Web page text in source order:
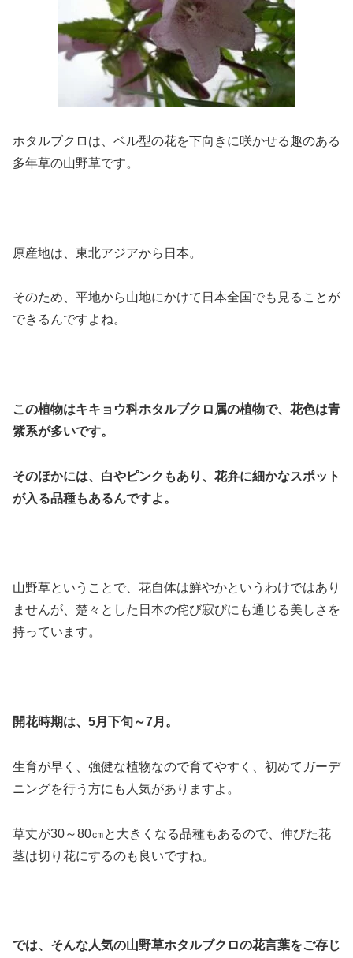
ホタルブクロは、ベル型の花を下向きに咲かせる趣のある
多年草の山野草です。
原産地は、東北アジアから日本。
そのため、平地から山地にかけて日本全国でも見ることが
できるんですよね。
この植物はキキョウ科ホタルブクロ属の植物で、花色は青
紫系が多いです。
そのほかには、白やピンクもあり、花弁に細かなスポット
が入る品種もあるんですよ。
山野草ということで、花自体は鮮やかというわけではあり
ませんが、楚々とした日本の侘び寂びにも通じる美しさを
持っています。
開花時期は、5月下旬～7月。
生育が早く、強健な植物なので育てやすく、初めてガーデ
ニングを行う方にも人気がありますよ。
草丈が30～80㎝と大きくなる品種もあるので、伸びた花
茎は切り花にするのも良いですね。
では、そんな人気の山野草ホタルブクロの花言葉をご存じ